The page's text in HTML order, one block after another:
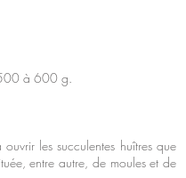
à 600 g.
les succulentes huîtres que
entre autre, de moules et de